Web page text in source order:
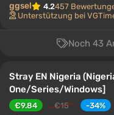
ggsel 4.2457
Unterstützung bei
Noch 43
Stray EN Nigeria
One/Series/Windows]
€9.84 €15
-34%